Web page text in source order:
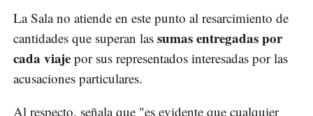
La Sala no atiende en este punto al resarcimiento de
cantidades que superan las sumas entregadas por
cada viaje por sus representados interesadas por las
acusaciones particulares.
Al respecto, señala que "es evidente que cualquier